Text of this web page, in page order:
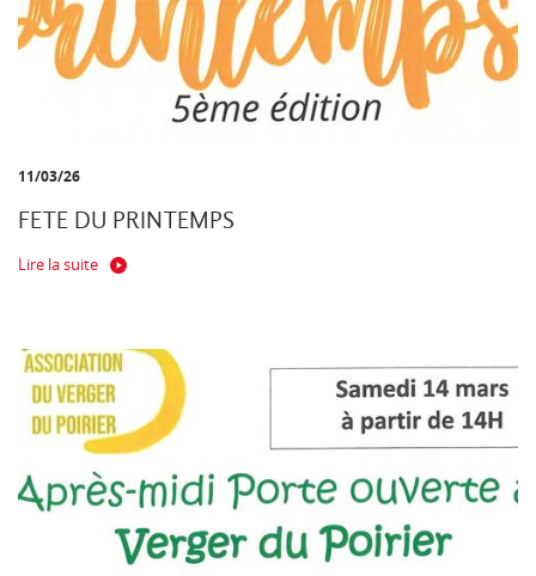
11/03/26
FETE DU PRINTEMPS
Lire la suite